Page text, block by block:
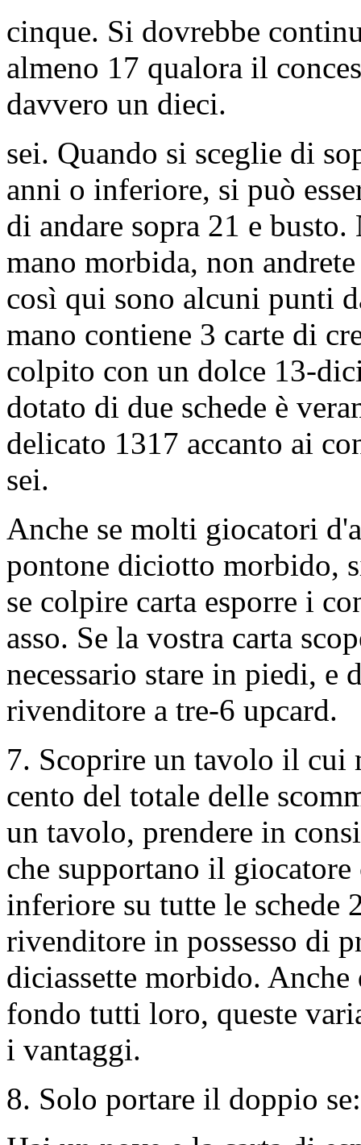
cinque. Si dovrebbe
almeno 17 qualora il
davvero un dieci.
sei. Quando si sceglie di
anni o inferiore, si può
di andare sopra 21 e
mano morbida, non
così qui sono alcuni punti
mano contiene 3 carte di
colpito con un dolce 13-
dotato di due schede è
delicato 1317 accanto ai
sei.
Anche se molti giocatori
pontone diciotto morbido,
se colpire carta esporre i
asso. Se la vostra carta
necessario stare in piedi,
rivenditore a tre-6 upcard.
7. Scoprire un tavolo il cui
cento del totale delle
un tavolo, prendere in
che supportano il
inferiore su tutte le schede
rivenditore in possesso di
diciassette morbido.
fondo tutti loro, queste
i vantaggi.
8. Solo portare il doppio se: